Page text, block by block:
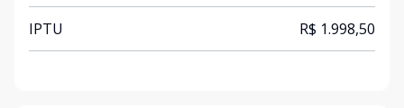
IPTU R$ 1.998,50